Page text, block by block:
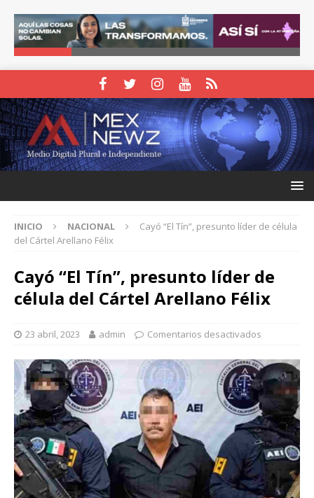
INICIO NACIONAL
Cayó “El Tín”, presunto líder de célula
del Cártel Arellano Félix
Cayó “El Tín”, presunto líder de
célula del Cártel Arellano Félix
23 abril, 2023 admin Comentarios desactivados